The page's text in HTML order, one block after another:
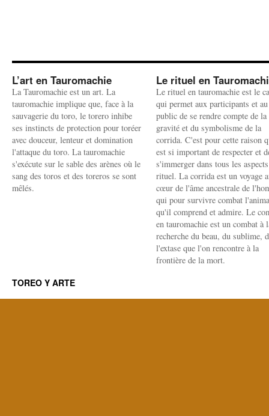
L’art en Tauromachie
La Tauromachie est un art. La
tauromachie implique que, face à la
sauvagerie du toro, le torero inhibe
ses instincts de protection pour toréer
avec douceur, lenteur et domination
l'attaque du toro. La tauromachie
s'exécute sur le sable des arènes où le
sang des toros et des toreros se sont
mêlés.
Le rituel en
Le rituel en tauromachie est le
qui permet aux participants et au
public de se rendre compte de la
gravité et du symbolisme de la
corrida. C'est pour cette raison
est si important de respecter et
s'immerger dans tous les
rituel. La corrida est un voyage
cœur de l'âme ancestrale de
qui pour survivre combat
qu'il comprend et admire. Le
en tauromachie est un combat à
recherche du beau, du sublime,
l'extase que l'on rencontre à la
frontière de la mort.
TOREO Y ARTE